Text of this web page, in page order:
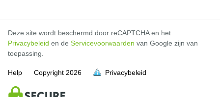
Deze site wordt beschermd door reCAPTCHA en het
Privacybeleid en de Servicevoorwaarden van Google zijn van
toepassing.
Help Copyright 2026 Privacybeleid